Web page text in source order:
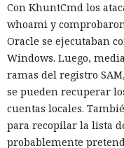
renderizado permite
sin cambiar el código
Entre otras novedades
para reducir el
mejor caché de
depuración Instant
componentes lentos,
versiones para
Con KhuntCmd los
whoami y
Oracle se ejecutaban
Windows. Luego,
ramas del registro SAM,
se pueden recuperar
cuentas locales.
para recopilar la lista
probablemente